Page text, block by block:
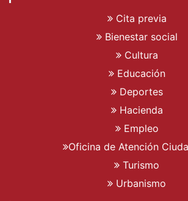
Cita previa
Bienestar social
Cultura
Educación
Deportes
Hacienda
Empleo
Oficina de Atención
Turismo
Urbanismo